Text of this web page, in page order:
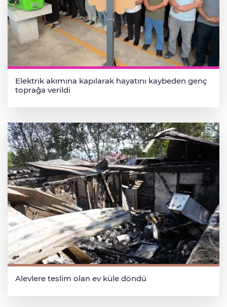
Elektrik akımına kapılarak hayatını kaybeden genç
toprağa verildi
Alevlere teslim olan ev küle döndü